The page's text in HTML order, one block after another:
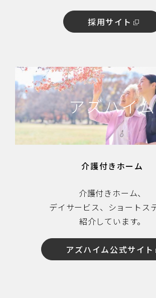
採用サイト
アズハイム
介護付きホーム
介護付きホーム、
デイサービス、ショートス
紹介しています。
アズハイム公式サイト